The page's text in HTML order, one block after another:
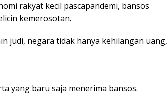
rakyat kecil pascapandemi, bansos
kemerosotan.
judi, negara tidak hanya kehilangan uang,
yang baru saja menerima bansos.